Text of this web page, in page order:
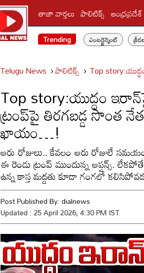
తాజా వార్తలు పాలిటిక్స్‌ ఆంధ్రప్రదేశ్
Trending
ఎంటర్టైన్మెంట్
Telugu News పాలిటిక్స్‌ Top
Top story:యుద్ధం
ట్రంప్‌పై తిరగబడ్డ సొంత
ఖాయం…!
ఆరు రోజులు.. కేవలం ఆరు రోజులే
ఈ రెండు ట్రంప్‌ ముందున్న ఆప్షన్స్.
ఉన్న కాస్త మద్దతు కూడా గంగలో
Post Published By:dialnews
Updated : 25 April 2026, 4:30 PM IST